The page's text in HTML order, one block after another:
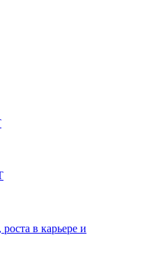
в карьере и